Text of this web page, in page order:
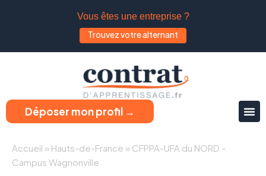
Vous êtes une entreprise ?
Trouvez votre alternant
Déposer mon profil →
Accueil » Hauts-de-France » CFPPA-UFA du NORD -
Campus Wagnonville